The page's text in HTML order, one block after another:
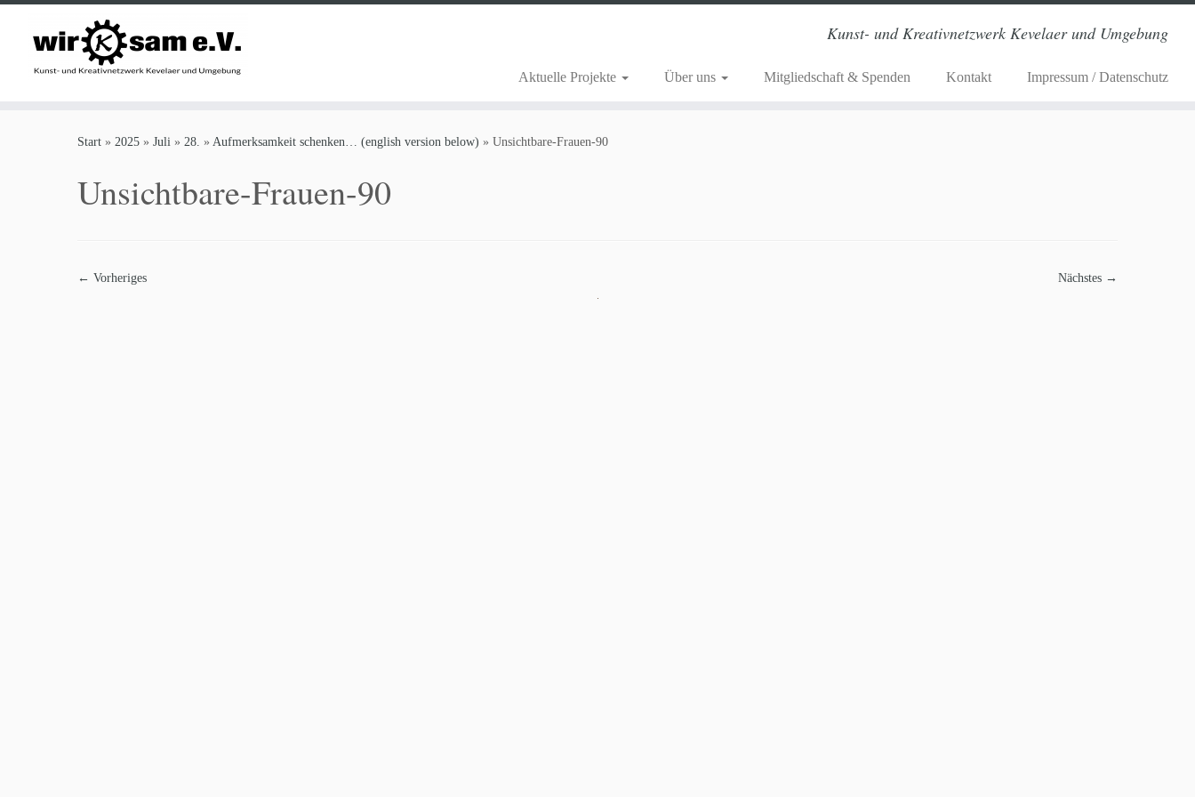
Kunst- und Kreativnetzwerk Kevelaer und Umgebung
Aktuelle Projekte Über uns Mitgliedschaft & Spenden Kontakt Impressum / Datenschutz
Start » 2025 » Juli » 28. » Aufmerksamkeit schenken… (english version below) » Unsichtbare-Frauen-90
Unsichtbare-Frauen-90
← Vorheriges Nächstes →